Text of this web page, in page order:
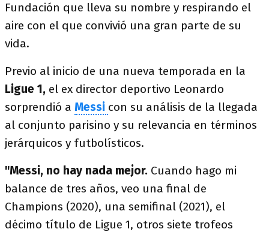
Fundación que lleva su nombre y respirando el
aire con el que convivió una gran parte de su
vida.
Previo al inicio de una nueva temporada en la
Ligue 1, el ex director deportivo Leonardo
sorprendió a Messi con su análisis de la llegada
al conjunto parisino y su relevancia en términos
jerárquicos y futbolísticos.
"Messi, no hay nada mejor. Cuando hago mi
balance de tres años, veo una final de
Champions (2020), una semifinal (2021), el
décimo título de Ligue 1, otros siete trofeos